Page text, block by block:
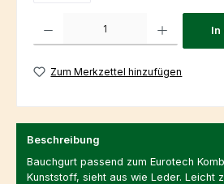
In
Zum Merkzettel hinzufügen
Beschreibung
Bauchgurt passend zum Eurotech
Kunststoff, sieht aus wie Leder. Leicht